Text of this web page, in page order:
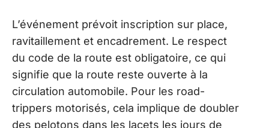
L’événement prévoit inscription sur place,
ravitaillement et encadrement. Le respect
du code de la route est obligatoire, ce qui
signifie que la route reste ouverte à la
circulation automobile. Pour les road-
trippers motorisés, cela implique de doubler
des pelotons dans les lacets les jours de